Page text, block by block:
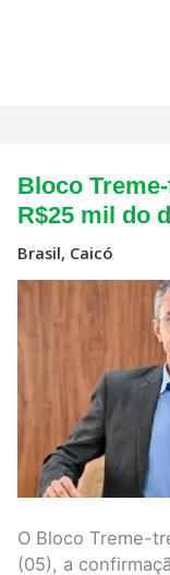
Bloco
R$25 mil do
Brasil, Caicó
O Bloco Treme-
(05), a